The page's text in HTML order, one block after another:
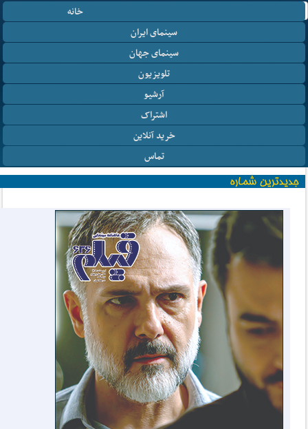
خانه
سینمای ایران
سینمای جهان
تلویزیون
آرشیو
اشتراک
خرید آنلاین
تماس